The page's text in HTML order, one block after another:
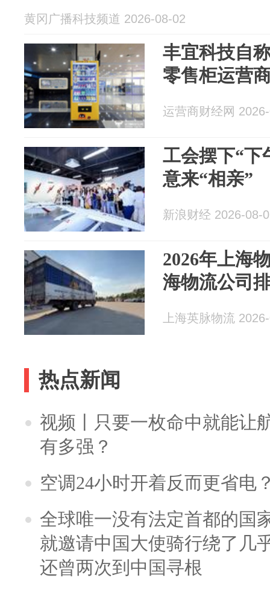
黄冈广播科技频道 2026-08-02
丰宜科技自
零售柜运营
运营商财经网
工会摆下“下
意来“相亲”
新浪财经 2026-08-
2026年上海
海物流公司
上海英脉物流
热点新闻
视频丨只要一枚命中就能让
有多强？
空调24小时开着反而更省电
全球唯一没有法定首都的国
就邀请中国大使骑行绕了几
还曾两次到中国寻根